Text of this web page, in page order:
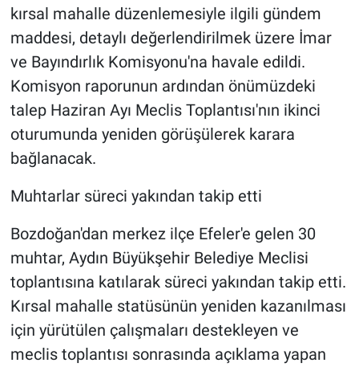
kırsal mahalle düzenlemesiyle ilgili gündem
maddesi, detaylı değerlendirilmek üzere İmar
ve Bayındırlık Komisyonu'na havale edildi.
Komisyon raporunun ardından önümüzdeki
talep Haziran Ayı Meclis Toplantısı'nın ikinci
oturumunda yeniden görüşülerek karara
bağlanacak.
Muhtarlar süreci yakından takip etti
Bozdoğan'dan merkez ilçe Efeler'e gelen 30
muhtar, Aydın Büyükşehir Belediye Meclisi
toplantısına katılarak süreci yakından takip etti.
Kırsal mahalle statüsünün yeniden kazanılması
için yürütülen çalışmaları destekleyen ve
meclis toplantısı sonrasında açıklama yapan